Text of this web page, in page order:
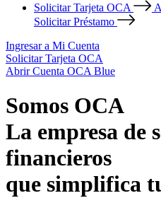
Solicitar Tarjeta OCA
Solicitar Préstamo
Ingresar a Mi Cuenta
Solicitar Tarjeta OCA
Abrir Cuenta OCA Blue
Somos OCA
La empresa de
financieros
que simplifica